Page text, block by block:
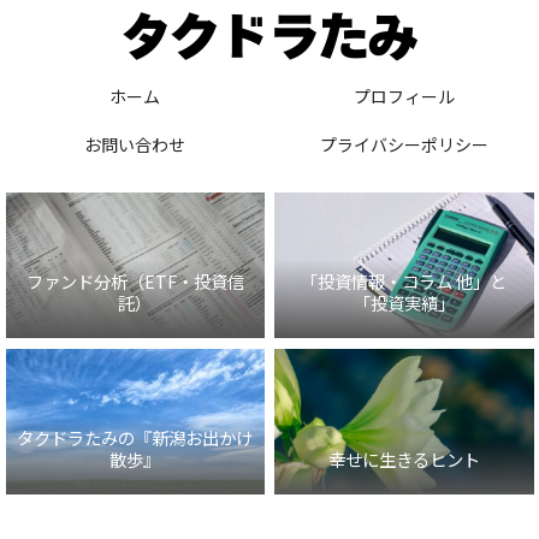
ホーム
プロフィール
お問い合わせ
プライバシーポリシー
ファンド分析（ETF・投資信
託）
「投資情報・コラム 他」と
「投資実績」
タクドラたみの『新潟お出かけ
散歩』
幸せに生きるヒント